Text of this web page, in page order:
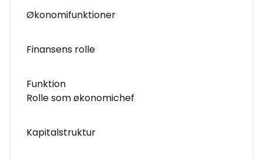
Økonomifunktioner
Finansens rolle
Funktion
Rolle som økonomichef
Kapitalstruktur